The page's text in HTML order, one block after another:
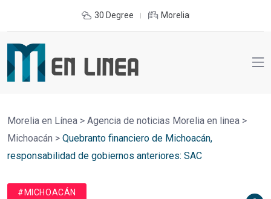
30 Degree Morelia
Morelia en Línea > Agencia de noticias Morelia en linea >
Michoacán > Quebranto financiero de Michoacán,
responsabilidad de gobiernos anteriores: SAC
#MICHOACÁN